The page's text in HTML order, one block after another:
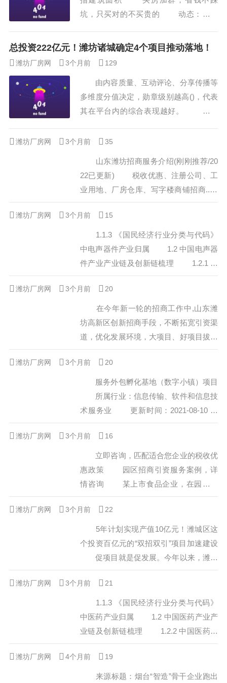
在潍坊市重大项目国药（潍坊）健康
科技产业园，记者了解到，该项目一期已
经竣工验收...
坑，只买对的不买贵的 动态：青云
000元/㎡，详情咨询售楼处！ 潍坊安
请联系0008全讯注册。我们将打造潍坊
、 全、 的楼市信息。...
总投资222亿元！潍坊诸城确定4个项目推动落地！
潍坊厂房网 3个月前 129
由内容质量、互动评论、分享传播等
多维度分值决定，勋章级别越高()，代表
其在平台内的综合表现越好。 原标
项目推动落地！ 8月28日下午，诸城
张建伟、王浩、李庆华、孟祥韬、姜俊刚
参加会议。 经过前期筛选、对接考
察，本次提交“5 5”决策机制...
潍坊厂房网 3个月前 35
山东潍坊招商服务介绍(刚刚推荐/20
22已更新) 税收优惠、注册公司、工
业用地、厂房仓库、写字楼商铺招商......
工业园区召开招商引资工作会议。会议要
求，园区上下要牢固树立招商引资是使命
的强烈共识，举全区之力、聚全员之智，
以昂扬的斗志、务实的作风，全力打赢招
商引资这场硬仗，为“二次创业再燃*****
*、拓园发展再续荣光”提供坚实的项目支
撑。您想要的招商引资载体都在这...
潍坊厂房网 3个月前 15
1.1.3 《国民经济行业分类与代码》
中电声器件产业归属 1.2 中国电声器
件产业产业链及创新链梳理 1.2.1 中
国电声器件产业链梳理 1.2.2 中国电
声器件产业创新链梳理 2.1 中国电声
器件产业链上游产业发展现状 2.1.1
中国电声器件产业成本结构分析...
潍坊厂房网 3个月前 20
在今年新一轮的招商工作中,山东潍
坊高新区创新招商手段，不断拓宽引资渠
道，优化发展环境，大项目、好项目拔地
而起，形成了全新的招商引资与项目服务
新气象。 走进高新区到处可以看
到，塔吊林立，机械轰鸣，一个个建设项
目，如同雨后春笋般，崛地而起，而这一
切都离不开高新区招商引资工作的有力开
展。 据了解，在今年招商引资工作
中，高新区按照高层推动、部门联...
潍坊厂房网 3个月前 20
服务外包孵化基地（数字小镇）项目
所属行业：信息传输、软件和信息技
术服务业 更新时间：2021-08-10
更新时间：2014-06-13 所属行
业：交通运输、仓储和邮政业 更新
时间：2014-06-13 年产3...
潍坊厂房网 3个月前 16
立即咨询，匹配适合您企业的税收优
惠政策 园区招商引资服务案例，详
情咨询 某上市食品企业，在园区成
立销售中心，每年享受产业扶持 企
业，在园区成立采购中心，落地 企
业，在园区成立华南总部，每年享受投资
补贴 ，在园区成立持股平台，解禁
后获得 立即咨询...
潍坊厂房网 3个月前 22
5年计划实现产值10亿元！潍城区这
个投资百亿元的“双招双引”项目加速建设
促项目就是促发展。今年以来，潍坊
持续加大招商引资力度，加快新项目落
地，赋能高质量发展。 10月26日，
在潍坊磁浮交通产业基地项目现场，一栋
栋建筑拔地而起，大型机械有序运转，一
派繁忙的施工景象。经过三个月施工，目
前园区初具规模。 磁浮产业是国家
重...
潍坊厂房网 3个月前 21
1.1.3 《国民经济行业分类与代码》
中医药产业归属 1.2 中国医药产业产
业链及创新链梳理 1.2.2 中国医药产
业创新链梳理 2.1 中国医药产业链上
游产业发展现状 2.1.1 中国医药产业
成本结构分析 2.1.2 中国医药产业链
潍坊厂房网 4个月前 19
来源标题：烟台“智造”骨干企业跑出